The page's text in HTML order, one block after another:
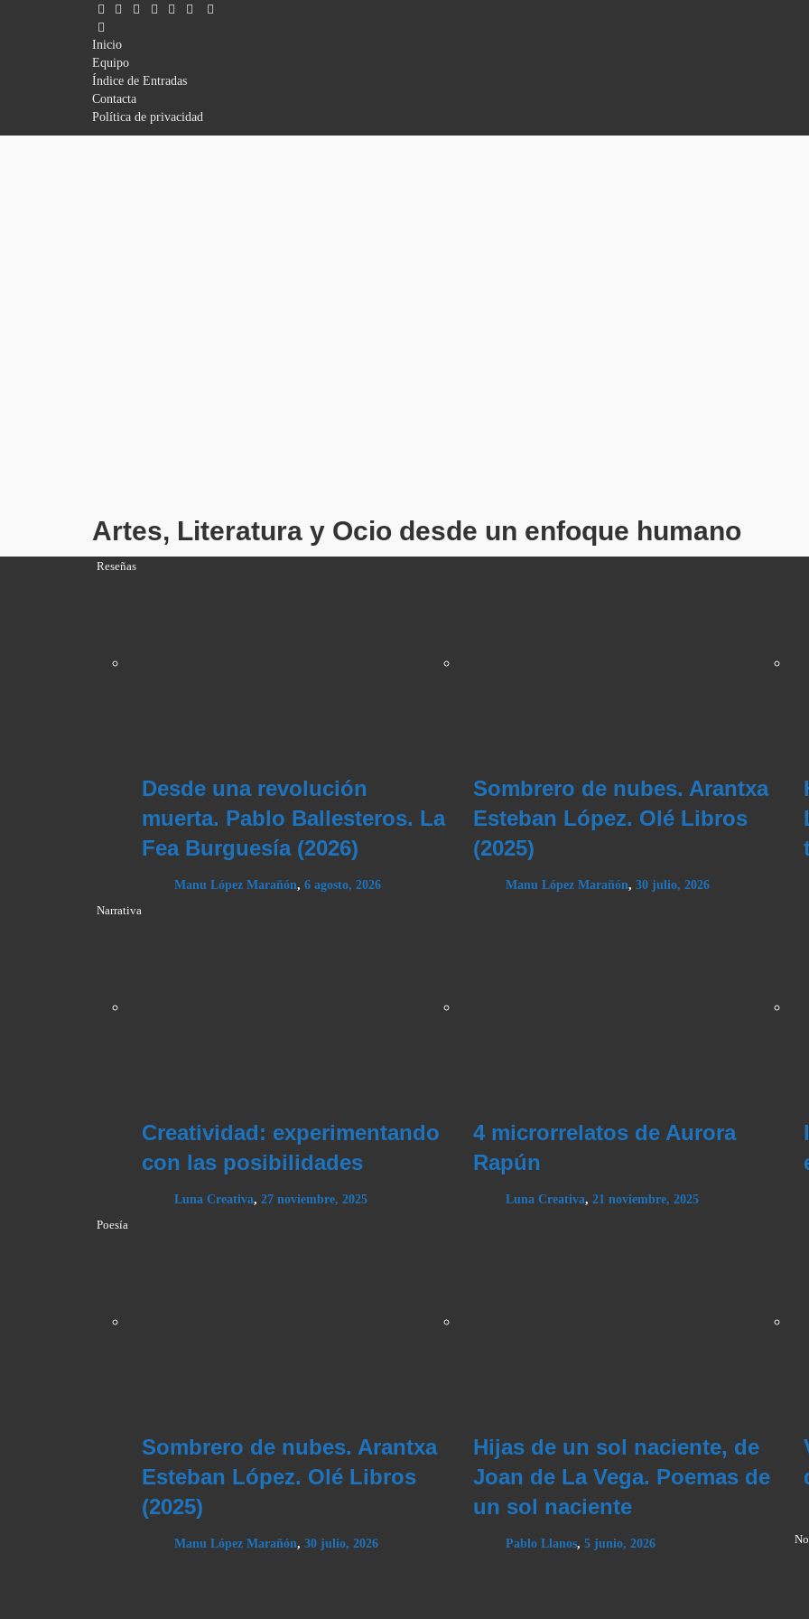
Inicio
Equipo
Índice de Entradas
Contacta
Política de privacidad
Artes, Literatura y Ocio desde un enfoque humano
Reseñas
Desde una revolución
muerta. Pablo Ballesteros. La
Fea Burguesía (2026)
Manu López Marañón, 6 agosto, 2026
Sombrero de nubes. Arantxa
Esteban López. Olé Libros
(2025)
Manu López Marañón, 30 julio, 2026
Narrativa
Creatividad: experimentando
con las posibilidades
Luna Creativa, 27 noviembre, 2025
4 microrrelatos de Aurora
Rapún
Luna Creativa, 21 noviembre, 2025
Poesía
Sombrero de nubes. Arantxa
Esteban López. Olé Libros
(2025)
Manu López Marañón, 30 julio, 2026
Hijas de un sol naciente, de
Joan de La Vega. Poemas de
un sol naciente
Pablo Llanos, 5 junio, 2026